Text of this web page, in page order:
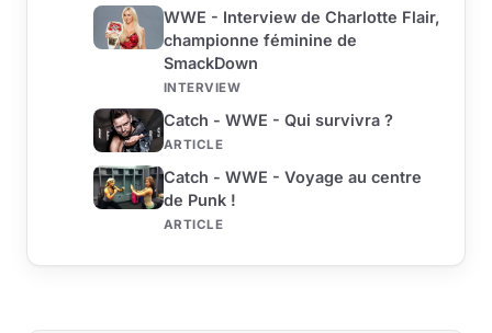
WWE - Interview de Charlotte Flair,
championne féminine de
SmackDown
INTERVIEW
Catch - WWE - Qui survivra ?
ARTICLE
Catch - WWE - Voyage au centre
de Punk !
ARTICLE